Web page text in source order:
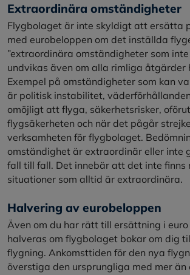
Extraordinära omständigheter
Flygbolaget är inte skyldigt att ersätta
med eurobeloppen om det inställda
”extraordinära omständigheter som
undvikas även om alla rimliga åtgärder
Exempel på omständigheter som kan
är politisk instabilitet,
omöjligt att flyga, säkerhetsrisker,
flygsäkerheten och när det pågår
verksamheten för flygbolaget.
omständighet är extraordinär eller inte
fall till fall. Det innebär att det inte finns
situationer som alltid är extraordinära.
Halvering av eurobeloppen
Även om du har rätt till ersättning i
halveras om flygbolaget bokar om dig
flygning. Ankomsttiden för den nya
överstiga den ursprungliga med mer